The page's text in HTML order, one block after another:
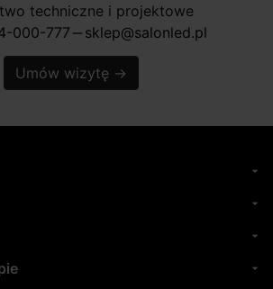
techniczne i projektowe
000-777 horizontal_rule sklep@salonled.pl
Umów wizytę →
arrow_drop_down
arrow_drop_down
arrow_drop_down
arrow_drop_down